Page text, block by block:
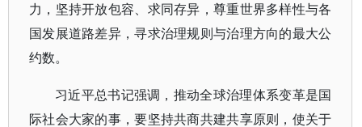
力，坚持开放包容、求同存异，尊重世界多样性与各
国发展道路差异，寻求治理规则与治理方向的最大公
约数。
习近平总书记强调，推动全球治理体系变革是国
际社会大家的事，要坚持共商共建共享原则，使关于